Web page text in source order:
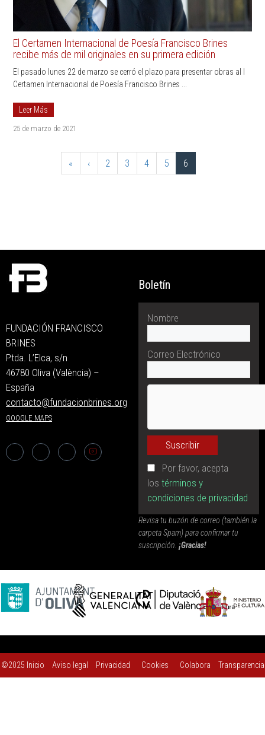
El Certamen Internacional de Poesía Francisco Brines
recibe más de mil originales en su primera edición
El pasado lunes 22 de marzo se cerró el plazo para presentar obras al I
Certamen Internacional de Poesía Francisco Brines ...
Leer Más
25 de marzo de 2021
« ‹ 2 3 4 5 6
FUNDACIÓN FRANCISCO
BRINES
Ptda. L’Elca, s/n
46780 Oliva (València) –
España
contacto@fundacionbrines.org
GOOGLE MAPS
Boletín
Nombre
Correo Electrónico
Por favor, acepta
los términos y
condiciones de privacidad
Revisa tu buzón de correo (también la
carpeta Spam) para confirmar tu
suscripción. ¡Gracias!
©2025 Inicio Aviso legal Privacidad Cookies Colabora Transparencia